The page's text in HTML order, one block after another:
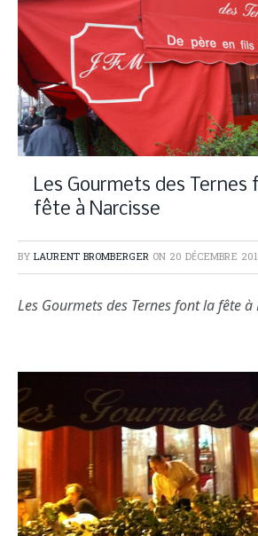
Les Gourmets des Ternes
fête à Narcisse
BY LAURENT BROMBERGER ON 20 DÉCEMBRE
Les Gourmets des Ternes font la fête à